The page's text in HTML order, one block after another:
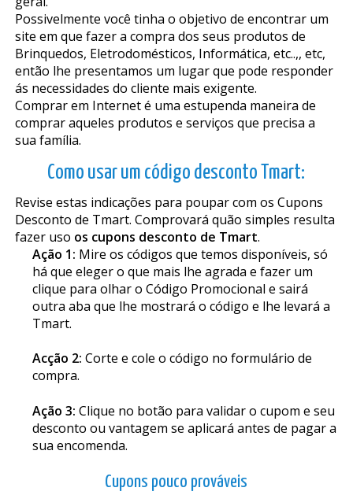
Possivelmente você tinha o objetivo de encontrar um
site em que fazer a compra dos seus produtos de
Brinquedos, Eletrodomésticos, Informática, etc..,, etc,
então lhe presentamos um lugar que pode responder
ás necessidades do cliente mais exigente.
Comprar em Internet é uma estupenda maneira de
comprar aqueles produtos e serviços que precisa a
sua família.
Como usar um código desconto Tmart:
Revise estas indicações para poupar com os Cupons
Desconto de Tmart. Comprovará quão simples resulta
fazer uso os cupons desconto de Tmart.
Ação 1: Mire os códigos que temos disponíveis, só
há que eleger o que mais lhe agrada e fazer um
clique para olhar o Código Promocional e sairá
outra aba que lhe mostrará o código e lhe levará a
Tmart.
Acção 2: Corte e cole o código no formulário de
compra.
Ação 3: Clique no botão para validar o cupom e seu
desconto ou vantagem se aplicará antes de pagar a
sua encomenda.
Cupons pouco prováveis